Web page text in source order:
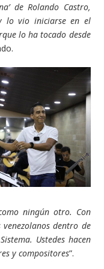
de Rolando Castro,
lo vio iniciarse en el
lo ha tocado desde
ningún otro. Con
dentro de
Ustedes hacen
y compositores”.